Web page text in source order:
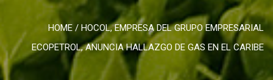
HOME / HOCOL, EMPRESA DEL GRUPO EMPRESARIAL
ECOPETROL, ANUNCIA HALLAZGO DE GAS EN EL CARIBE